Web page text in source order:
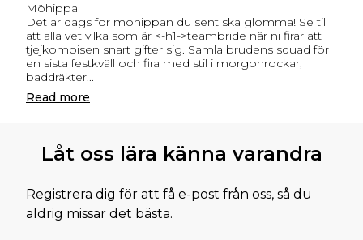
Möhippa
Det är dags för möhippan du sent ska glömma! Se till
att alla vet vilka som är <-h1->teambride när ni firar att
tjejkompisen snart gifter sig. Samla brudens squad för
en sista festkväll och fira med stil i morgonrockar,
baddräkter...
Read more
Låt oss lära känna varandra
Registrera dig för att få e-post från oss, så du
aldrig missar det bästa.